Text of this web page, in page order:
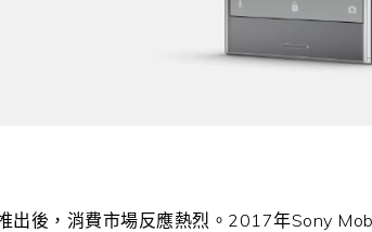
後，消費市場反應熱烈。2017年Sony